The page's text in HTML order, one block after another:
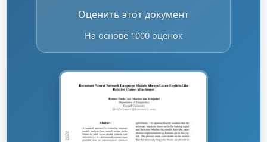
Оценить этот документ
На основе 1000 оценок